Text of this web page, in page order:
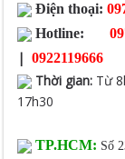
Điện thoại:
Hotline:
| 0922119666
Thời gian: Từ
17h30
TP.HCM: Số